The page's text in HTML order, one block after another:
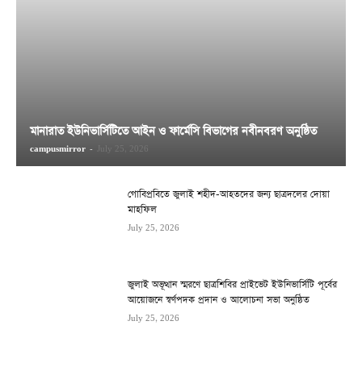
মানারাত ইউনিভার্সিটিতে আইন ও ফার্মেসি বিভাগের নবীনবরণ অনুষ্ঠিত
campusmirror - July 25, 2026
গোবিপ্রবিতে জুলাই শহীদ-আহতদের জন্য ছাত্রদলের দোয়া
মাহফিল
July 25, 2026
জুলাই অভূত্থান স্মরণে ছাত্রশিবির প্রাইভেট ইউনিভার্সিটি পূর্বের
আয়োজনে স্বর্ণপদক প্রদান ও আলোচনা সভা অনুষ্ঠিত
July 25, 2026